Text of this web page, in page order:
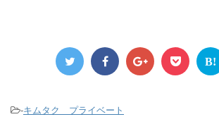
B!
-キムタク プライベート